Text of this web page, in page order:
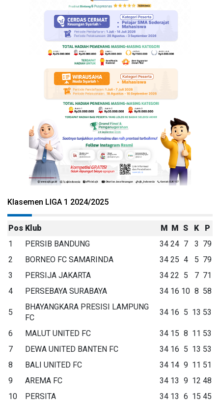
Klasemen LIGA 1 2024/2025
Pos Klub M M S K
P
1
PERSIB BANDUNG 34 24 7 3 79
2
BORNEO FC SAMARINDA 34 25 4 5 79
3
PERSIJA JAKARTA 34 22 5 7 71
4
PERSEBAYA SURABAYA 34 16 10 8 58
5
BHAYANGKARA PRESISI LAMPUNG
FC
34 16 5 13 53
6 MALUT UNITED FC 34 15 8 11 53
7
DEWA UNITED BANTEN FC 34 16 5 13 53
8
BALI UNITED FC 34 14 9 11 51
9
AREMA FC 34 13 9 12 48
10
PERSITA 34 13 6 15 45